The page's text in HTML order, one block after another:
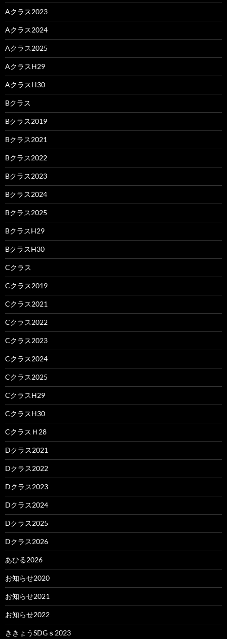
Aクラス2023
Aクラス2024
Aクラス2025
AクラスH29
AクラスH30
Bクラス
Bクラス2019
Bクラス2021
Bクラス2022
Bクラス2023
Bクラス2024
Bクラス2025
BクラスH29
BクラスH30
Cクラス
Cクラス2019
Cクラス2021
Cクラス2022
Cクラス2023
Cクラス2024
Cクラス2025
CクラスH29
CクラスH30
CクラスＨ28
Dクラス2021
Dクラス2022
Dクラス2023
Dクラス2024
Dクラス2025
Dクラス2026
あひる2026
お知らせ2020
お知らせ2021
お知らせ2022
ききょうSDGｓ2023